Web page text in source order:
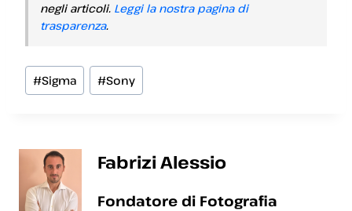
negli articoli. Leggi la nostra pagina di
trasparenza.
Tag
articolo:
#Sigma #Sony
Fabrizi Alessio
Fondatore di Fotografia